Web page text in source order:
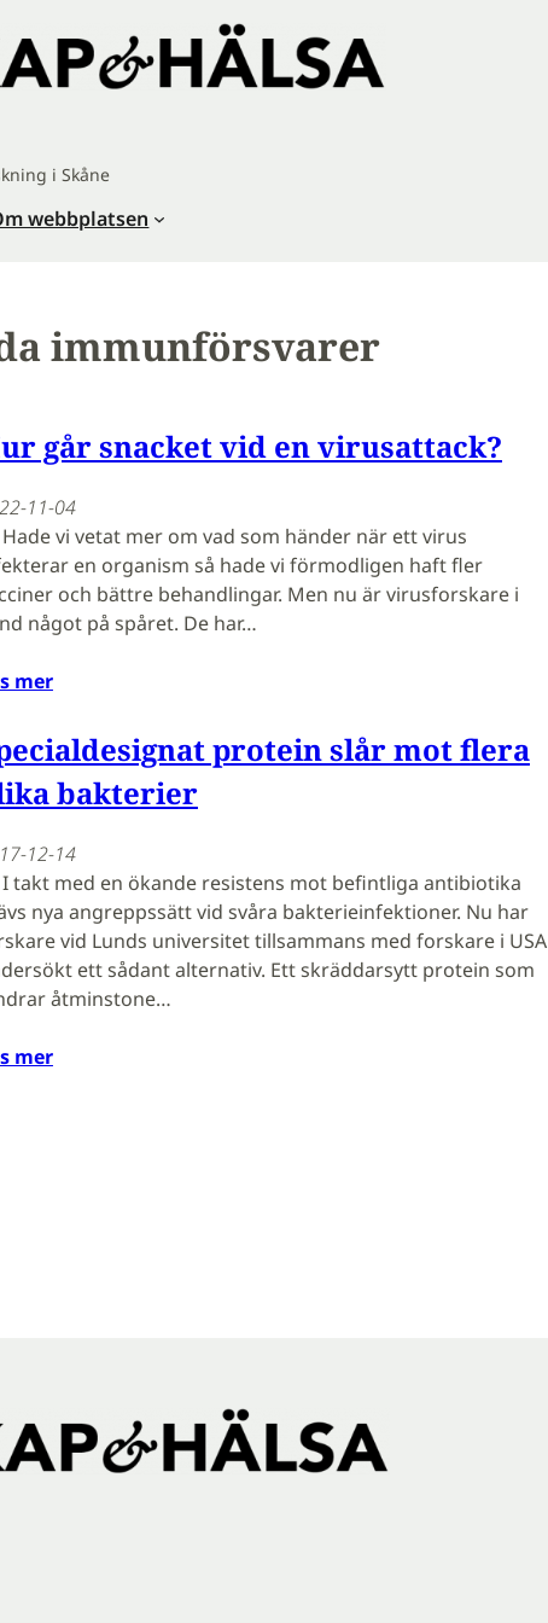
i Skåne
webbplatsen
immunförsvarer
går snacket vid en virusattack?
11-04
Hade vi vetat mer om vad som händer när ett virus
en organism så hade vi förmodligen haft fler
och bättre behandlingar. Men nu är virusforskare i
något på spåret. De har…
mer
protein slår mot flera
bakterier
12-14
I takt med en ökande resistens mot befintliga antibiotika
nya angreppssätt vid svåra bakterieinfektioner. Nu har
vid Lunds universitet tillsammans med forskare i USA
ett sådant alternativ. Ett skräddarsytt protein som
åtminstone…
mer